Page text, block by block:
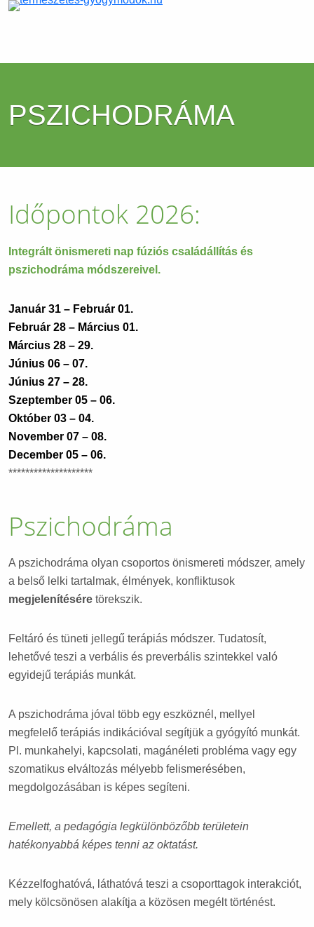
PSZICHODRÁMA
Időpontok 2026:
Integrált önismereti nap fúziós családállítás és
pszichodráma módszereivel.
Január 31 – Február 01.
Február 28 – Március 01.
Március 28 – 29.
Június 06 – 07.
Június 27 – 28.
Szeptember 05 – 06.
Október 03 – 04.
November 07 – 08.
December 05 – 06.
********************
Pszichodráma
A pszichodráma olyan csoportos önismereti módszer, amely
a belső lelki tartalmak, élmények, konfliktusok
megjelenítésére törekszik.
Feltáró és tüneti jellegű terápiás módszer. Tudatosít,
lehetővé teszi a verbális és preverbális szintekkel való
egyidejű terápiás munkát.
A pszichodráma jóval több egy eszköznél, mellyel
megfelelő terápiás indikációval segítjük a gyógyító munkát.
Pl. munkahelyi, kapcsolati, magánéleti probléma vagy egy
szomatikus elváltozás mélyebb felismerésében,
megdolgozásában is képes segíteni.
Emellett, a pedagógia legkülönbözőbb területein
hatékonyabbá képes tenni az oktatást.
Kézzelfoghatóvá, láthatóvá teszi a csoporttagok interakciót,
mely kölcsönösen alakítja a közösen megélt történést.